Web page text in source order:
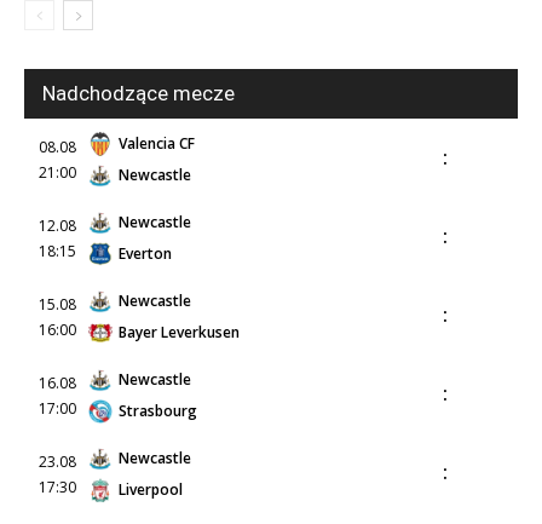
Nadchodzące mecze
08.08
21:00
Valencia CF
Newcastle
:
12.08
18:15
Newcastle
Everton
:
15.08
16:00
Newcastle
Bayer Leverkusen
:
16.08
17:00
Newcastle
Strasbourg
:
23.08
17:30
Newcastle
Liverpool
: